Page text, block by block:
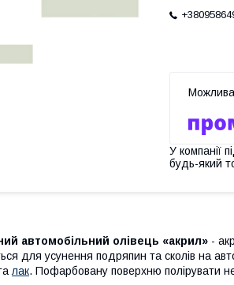
У компанії
будь-який
автомобільний олівець «акрил» -
для усунення подряпин та сколів на
лак. Пофарбовану поверхню полірувати